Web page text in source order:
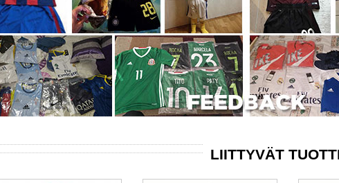
LIITTYVÄT